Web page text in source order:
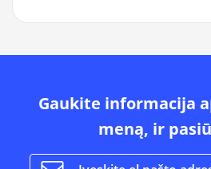
Gaukite informacija
meną, ir